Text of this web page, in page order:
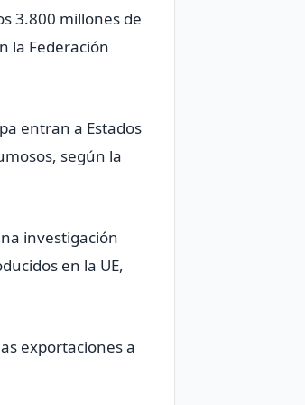
3.800 millones de
la Federación
entran a Estados
según la
investigación
en la UE,
exportaciones a